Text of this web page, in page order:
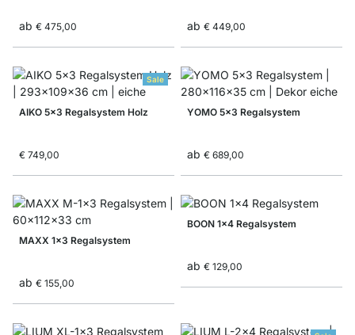
ab € 475,00 ab € 449,00
Sale
AIKO 5x3 Regalsystem Holz
€ 749,00
YOMO 5x3 Regalsystem
ab € 689,00
MAXX 1x3 Regalsystem
ab € 155,00
BOON 1x4 Regalsystem
ab € 129,00